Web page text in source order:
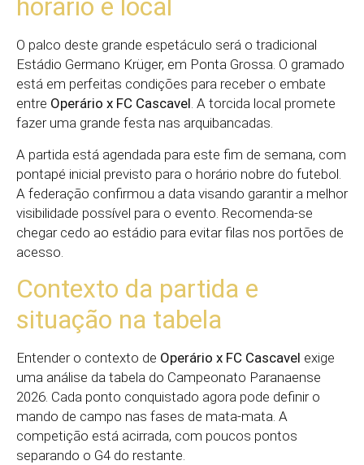
horário e local
O palco deste grande espetáculo será o tradicional
Estádio Germano Krüger, em Ponta Grossa. O gramado
está em perfeitas condições para receber o embate
entre Operário x FC Cascavel. A torcida local promete
fazer uma grande festa nas arquibancadas.
A partida está agendada para este fim de semana, com
pontapé inicial previsto para o horário nobre do futebol.
A federação confirmou a data visando garantir a melhor
visibilidade possível para o evento. Recomenda-se
chegar cedo ao estádio para evitar filas nos portões de
acesso.
Contexto da partida e
situação na tabela
Entender o contexto de Operário x FC Cascavel exige
uma análise da tabela do Campeonato Paranaense
2026. Cada ponto conquistado agora pode definir o
mando de campo nas fases de mata-mata. A
competição está acirrada, com poucos pontos
separando o G4 do restante.